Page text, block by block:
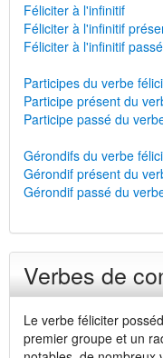
Féliciter à l'infinitif
Féliciter à l'infinitif
Féliciter à l'infinitif passé
Participes du verbe
Participe présent du
Participe passé du
Gérondifs du verbe
Gérondif présent du
Gérondif passé du
Verbes de
Le verbe féliciter
premier groupe et un